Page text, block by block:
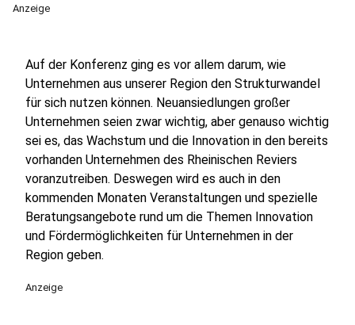
Anzeige
Auf der Konferenz ging es vor allem darum, wie
Unternehmen aus unserer Region den Strukturwandel
für sich nutzen können. Neuansiedlungen großer
Unternehmen seien zwar wichtig, aber genauso wichtig
sei es, das Wachstum und die Innovation in den bereits
vorhanden Unternehmen des Rheinischen Reviers
voranzutreiben. Deswegen wird es auch in den
kommenden Monaten Veranstaltungen und spezielle
Beratungsangebote rund um die Themen Innovation
und Fördermöglichkeiten für Unternehmen in der
Region geben.
Anzeige